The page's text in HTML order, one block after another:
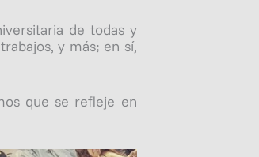
de todas y
y más; en sí,
que se refleje en